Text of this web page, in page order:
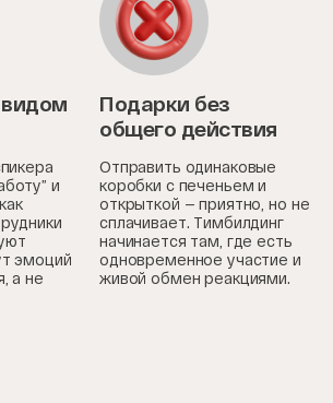
и
эмоций
а не
Подарки без
общего действия
Отправить одинаковые
коробки с печеньем и
открыткой — приятно, но не
сплачивает. Тимбилдинг
начинается там, где есть
одновременное участие и
живой обмен реакциями.